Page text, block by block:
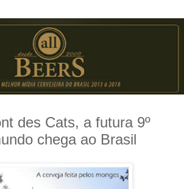
des Cats, a futura 9º
chega ao Brasil